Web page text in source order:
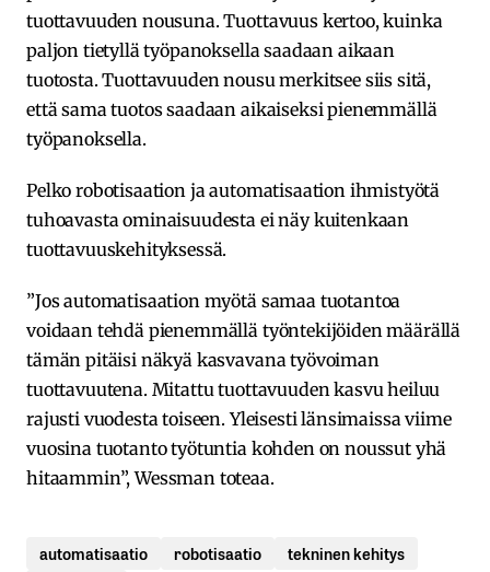
tuottavuuden nousuna. Tuottavuus kertoo, kuinka
paljon tietyllä työpanoksella saadaan aikaan
tuotosta. Tuottavuuden nousu merkitsee siis sitä,
että sama tuotos saadaan aikaiseksi pienemmällä
työpanoksella.
Pelko robotisaation ja automatisaation ihmistyötä
tuhoavasta ominaisuudesta ei näy kuitenkaan
tuottavuuskehityksessä.
”Jos automatisaation myötä samaa tuotantoa
voidaan tehdä pienemmällä työntekijöiden määrällä
tämän pitäisi näkyä kasvavana työvoiman
tuottavuutena. Mitattu tuottavuuden kasvu heiluu
rajusti vuodesta toiseen. Yleisesti länsimaissa viime
vuosina tuotanto työtuntia kohden on noussut yhä
hitaammin”, Wessman toteaa.
automatisaatio robotisaatio
tekninen kehitys